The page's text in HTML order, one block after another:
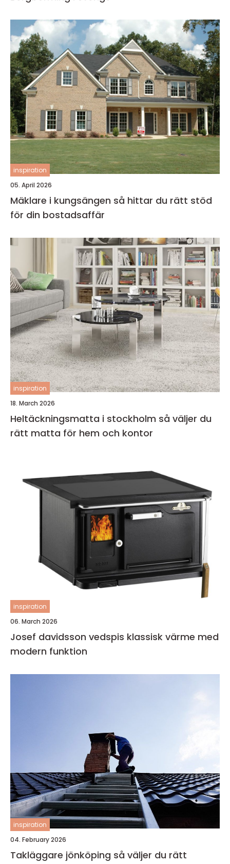
inspiration
05. April 2026
Mäklare i kungsängen så hittar du rätt stöd
för din bostadsaffär
inspiration
18. March 2026
Heltäckningsmatta i stockholm så väljer du
rätt matta för hem och kontor
inspiration
06. March 2026
Josef davidsson vedspis klassisk värme med
modern funktion
inspiration
04. February 2026
Takläggare jönköping så väljer du rätt